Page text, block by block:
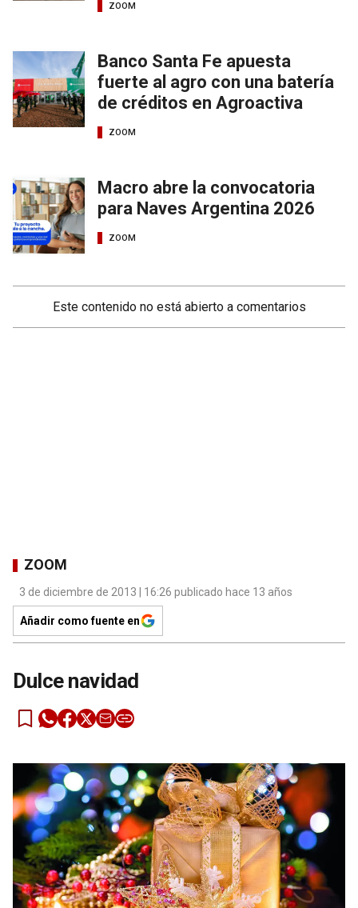
ZOOM
Banco Santa Fe apuesta
fuerte al agro con una batería
de créditos en Agroactiva
ZOOM
Macro abre la convocatoria
para Naves Argentina 2026
ZOOM
Este contenido no está abierto a comentarios
ZOOM
3 de diciembre de 2013 | 16:26 publicado hace 13 años
Añadir como fuente en
Dulce navidad